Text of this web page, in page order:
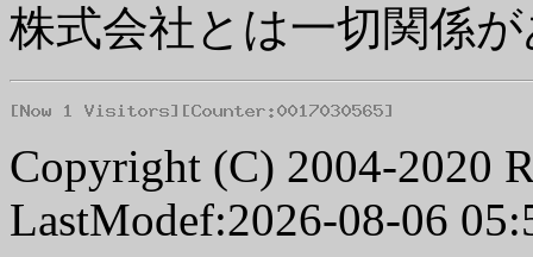
株式会社とは一切関係
Copyright (C) 2004-2020
LastModef:2026-08-06